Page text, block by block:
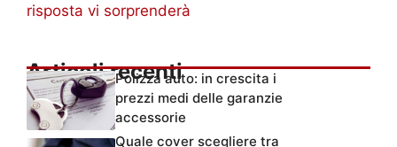
risposta vi sorprenderà
Articoli recentiPolizza auto: in crescita i
prezzi medi delle garanzie
accessorie
Quale cover scegliere tra